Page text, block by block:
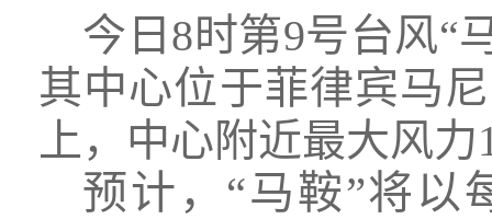
今日8时第9号台风“
其中心位于菲律宾马
上，中心附近最大风力
预计，“马鞍”将以